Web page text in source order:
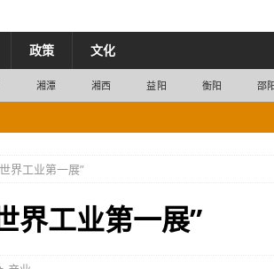
政策 文化
湘潭 湘西 益阳 衡阳 邵
界工业第一展”
界工业第一展”